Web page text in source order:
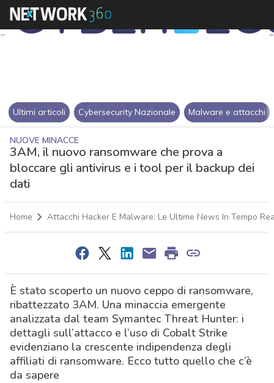
Ultimi articoli Cybersecurity Nazionale Malware e attacchi
NUOVE MINACCE
3AM, il nuovo ransomware che prova a
bloccare gli antivirus e i tool per il backup dei
dati
Home Attacchi Hacker E Malware: Le Ultime News In Tempo
È stato scoperto un nuovo ceppo di ransomware,
ribattezzato 3AM. Una minaccia emergente
analizzata dal team Symantec Threat Hunter: i
dettagli sull’attacco e l’uso di Cobalt Strike
evidenziano la crescente indipendenza degli
affiliati di ransomware. Ecco tutto quello che c’è
da sapere